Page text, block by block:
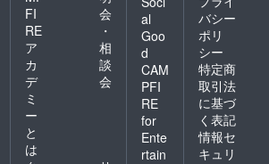
FI
RE
ア
カ
デ
ミ
ー
と
は
会
・
相
談
会
al
Goo
d
CAM
PFI
RE
for
Ente
rtain
バシー
ポリ
シー
特定商
取引法
に基づ
く表記
情報セ
キュリ